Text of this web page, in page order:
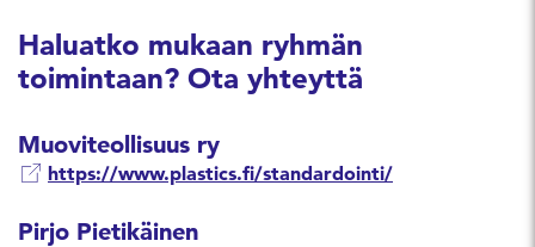
Haluatko mukaan ryhmän
toimintaan? Ota yhteyttä
Muoviteollisuus ry
https://www.plastics.fi/standardointi/
Pirjo Pietikäinen